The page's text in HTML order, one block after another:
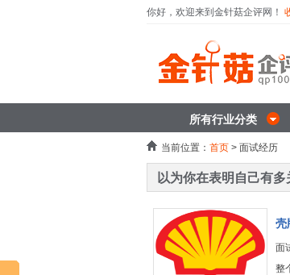
你好，欢迎来到金针菇企评网！
所有行业分类
当前位置： 首页 > 面试经历
以为你在表明自己有多
壳
面
整